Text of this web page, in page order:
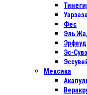
Фес
Эль
Эрфауд
Эс-
Мексика